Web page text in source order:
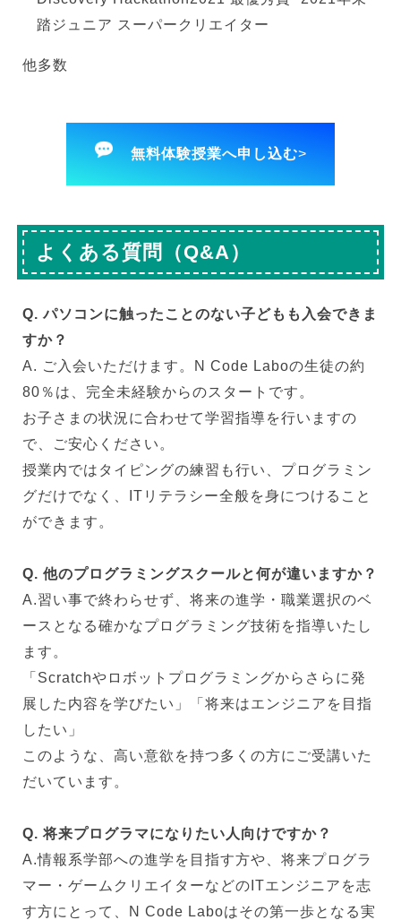
踏ジュニア スーパークリエイター
他多数
無料体験授業へ申し込む>
よくある質問（Q&A）
Q. パソコンに触ったことのない子どもも入会できま
すか？
A. ご入会いただけます。N Code Laboの生徒の約
80％は、完全未経験からのスタートです。
お子さまの状況に合わせて学習指導を行いますの
で、ご安心ください。
授業内ではタイピングの練習も行い、プログラミン
グだけでなく、ITリテラシー全般を身につけること
ができます。
Q. 他のプログラミングスクールと何が違いますか？
A.習い事で終わらせず、将来の進学・職業選択のベ
ースとなる確かなプログラミング技術を指導いたし
ます。
「Scratchやロボットプログラミングからさらに発
展した内容を学びたい」「将来はエンジニアを目指
したい」
このような、高い意欲を持つ多くの方にご受講いた
だいています。
Q. 将来プログラマになりたい人向けですか？
A.情報系学部への進学を目指す方や、将来プログラ
マー・ゲームクリエイターなどのITエンジニアを志
す方にとって、N Code Laboはその第一歩となる実